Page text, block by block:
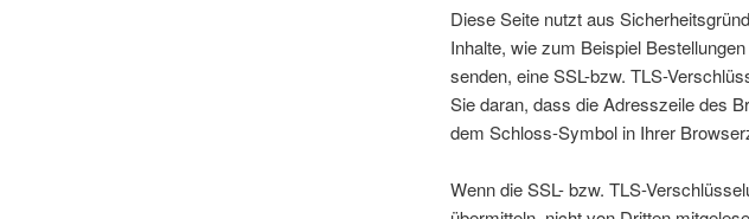
Diese Seite nutzt aus
Inhalte, wie zum Beispiel
senden, eine SSL-bzw. TLS-
Sie daran, dass die Adresszeile des
dem Schloss-Symbol in Ihrer
Wenn die SSL- bzw. TLS-